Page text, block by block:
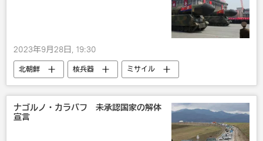
2023年9月28日, 19:30
北朝鮮 核兵器
ミサイル
国内
米国 韓国 国際
ナゴルノ・カラバフ 未承認国家の解体
宣言